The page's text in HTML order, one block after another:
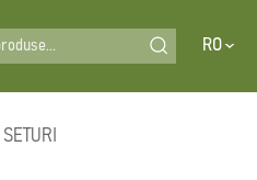
RO
SETURI